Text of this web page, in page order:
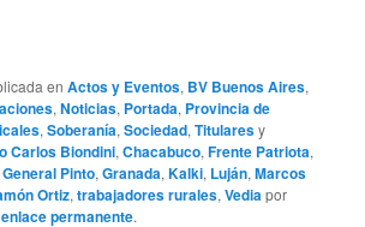
enActos y Eventos, BV Buenos Aires,
,Noticias, Portada, Provincia de
,Soberanía,Sociedad,Titularesy
Carlos Biondini,Chacabuco,Frente Patriota,
General Pinto,Granada,Kalki, Luján,Marcos
Ortiz,trabajadores rurales,Vediapor
enlace permanente.